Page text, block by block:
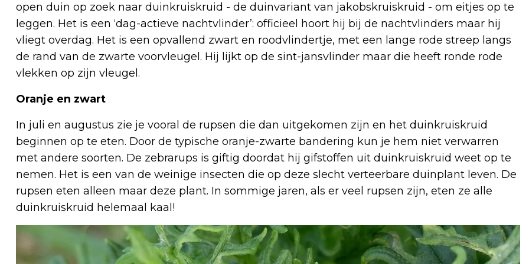
open duin op zoek naar duinkruiskruid - de duinvariant van jakobskruiskruid - om eitjes op te
leggen. Het is een ‘dag-actieve nachtvlinder’: officieel hoort hij bij de nachtvlinders maar hij
vliegt overdag. Het is een opvallend zwart en roodvlindertje, met een lange rode streep langs
de rand van de zwarte voorvleugel. Hij lijkt op de sint-jansvlinder maar die heeft ronde rode
vlekken op zijn vleugel.
Oranje en zwart
In juli en augustus zie je vooral de rupsen die dan uitgekomen zijn en het duinkruiskruid
beginnen op te eten. Door de typische oranje-zwarte bandering kun je hem niet verwarren
met andere soorten. De zebrarups is giftig doordat hij gifstoffen uit duinkruiskruid weet op te
nemen. Het is een van de weinige insecten die op deze slecht verteerbare duinplant leven. De
rupsen eten alleen maar deze plant. In sommige jaren, als er veel rupsen zijn, eten ze alle
duinkruiskruid helemaal kaal!